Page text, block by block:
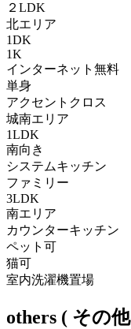
２LDK
北エリア
1DK
1K
インターネット無料
単身
アクセントクロス
城南エリア
1LDK
南向き
システムキッチン
ファミリー
3LDK
南エリア
カウンターキッチン
ペット可
猫可
室内洗濯機置場
others ( その